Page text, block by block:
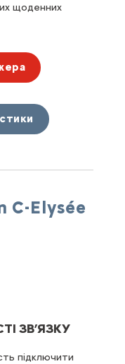
щоденних
C-Elysée
ЗВ’ЯЗКУ
підключити